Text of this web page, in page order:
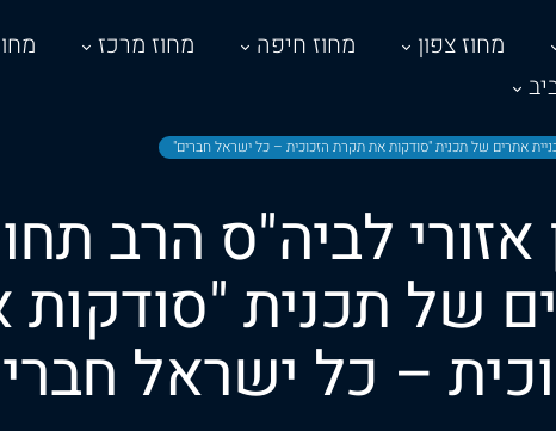
מחוז צפון מחוז חיפה מחוז מרכז
אתרים של תכנית "סודקות את תקרת הזכוכית – כל ישראל חברים"
לביה"ס הרב
של תכנית
– כל ישראל